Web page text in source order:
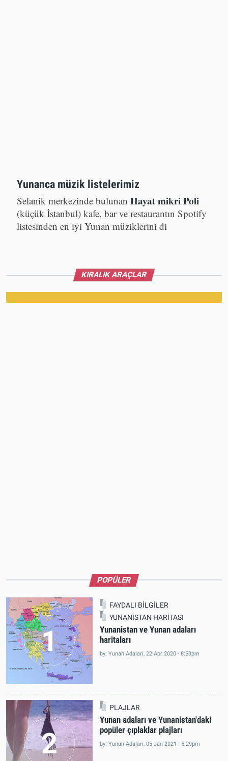
Yunanca müzik listelerimiz
Selanik merkezinde bulunan Hayat mikri Poli
(küçük İstanbul) kafe, bar ve restaurantın Spotify
listesinden en iyi Yunan müziklerini di
KIRALIK ARAÇLAR
POPÜLER
1
FAYDALI BİLGİLER
YUNANİSTAN HARİTASI
Yunanistan ve Yunan adaları
haritaları
by: Yunan Adalari, 22 Apr 2020 - 8:53pm
2
PLAJLAR
Yunan adaları ve Yunanistan'daki
popüler çıplaklar plajları
by: Yunan Adalari, 05 Jan 2021 - 5:29pm